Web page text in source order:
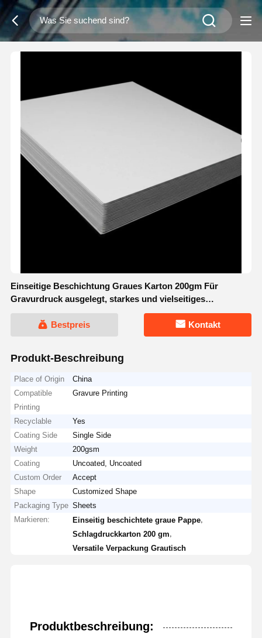
Einseitige Beschichtung Graues Karton 200gm Für
Gravurdruck ausgelegt, starkes und vielseitiges
Bestpreis
Kontakt
Produkt-Beschreibung
Place of Origin
China
Compatible
Printing
Gravure Printing
Recyclable
Yes
Coating Side
Single Side
Weight
200gsm
Coating
Uncoated, Uncoated
Custom Order
Accept
Shape
Customized Shape
Packaging Type Sheets
Markieren:
Einseitig beschichtete graue Pappe
Schlagdruckkarton 200 gm
Versatile Verpackung Grautisch
Produktbeschreibung: